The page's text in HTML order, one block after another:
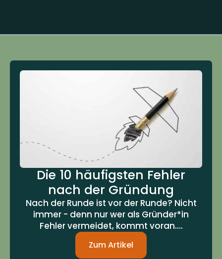
Die 10 häufigsten Fehler
nach der Gründung
Nach der Runde ist vor der Runde? Nicht
immer - denn nur wer als Gründer*in
Fehler vermeidet, kommt voran....
Zum Artikel